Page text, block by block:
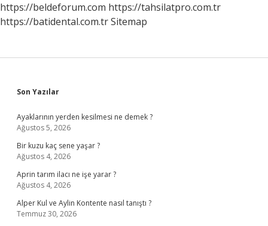
https://beldeforum.com https://tahsilatpro.com.tr
https://batidental.com.trSitemap
Sidebar
Son Yazılar
Ayaklarının yerden kesilmesi ne demek ?
Ağustos 5, 2026
Bir kuzu kaç sene yaşar ?
Ağustos 4, 2026
Aprin tarım ilacı ne işe yarar ?
Ağustos 4, 2026
Alper Kul ve Aylin Kontente nasıl tanıştı ?
Temmuz 30, 2026